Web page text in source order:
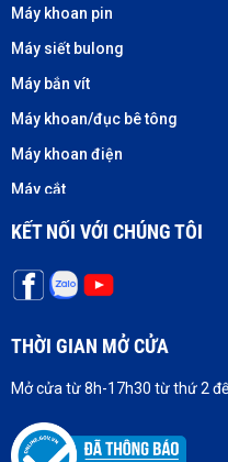
Máy khoan pin
Máy siết bulong
Máy bắn vít
Máy khoan/đục bê tông
Máy khoan điện
Máy cắt
Máy cưa
Máy nháp
Máy bào
Máy laser
KẾT NỐI VỚI CHÚNG TÔI
THỜI GIAN MỞ CỬA
Mở cửa từ 8h-17h30 từ thứ 2